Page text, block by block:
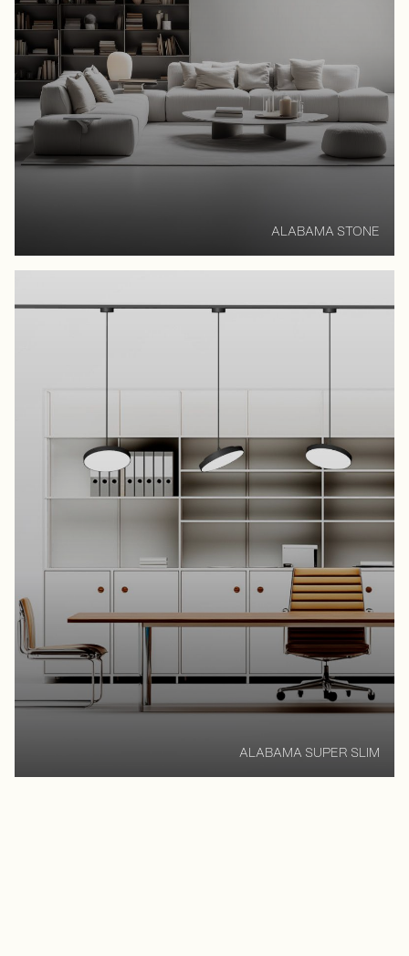
ALABAMA STONE
ALABAMA SUPER SLIM